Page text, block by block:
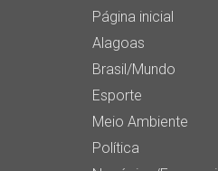
Página inicial
Alagoas
Brasil/Mundo
Esporte
Meio Ambiente
Política